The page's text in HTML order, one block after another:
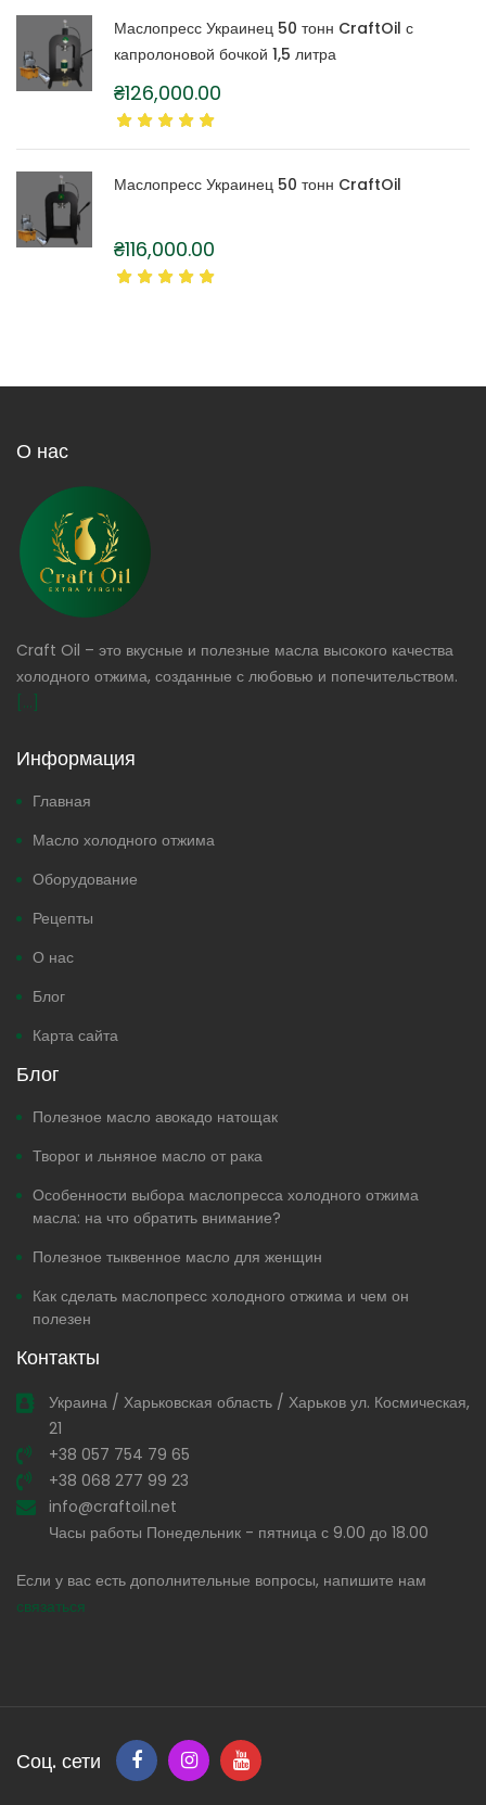
Маслопресс Украинец 50 тонн CraftOil с
капролоновой бочкой 1,5 литра
₴126,000.00
Маслопресс Украинец 50 тонн CraftOil
₴116,000.00
О нас
Craft Oil – это вкусные и полезные масла высокого качества
холодного отжима, созданные с любовью и попечительством.
[...]
Информация
Главная
Масло холодного отжима
Оборудование
Рецепты
О нас
Блог
Карта сайта
Блог
Полезное масло авокадо натощак
Творог и льняное масло от рака
Особенности выбора маслопресса холодного отжима
масла: на что обратить внимание?
Полезное тыквенное масло для женщин
Как сделать маслопресс холодного отжима и чем он
полезен
Контакты
Украина / Харьковская область / Харьков ул. Космическая,
21
+38 057 754 79 65
+38 068 277 99 23
info@craftoil.net
Часы работы Понедельник - пятница с 9.00 до 18.00
Если у вас есть дополнительные вопросы, напишите нам
связаться
Соц. сети